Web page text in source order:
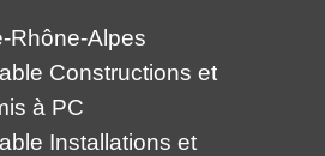
Rhône-Alpes
Constructions et
à PC
Installations et